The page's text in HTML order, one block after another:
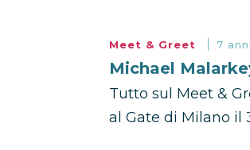
Meet & Greet 7
Michael
Tutto sul Meet &
al Gate di Milano il